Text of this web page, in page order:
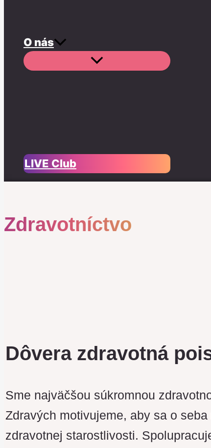
O nás
LIVE Club
Zdravotníctvo
Dôvera zdravotná
Sme najväčšou súkromnou
Zdravých motivujeme, aby sa o
zdravotnej starostlivosti.